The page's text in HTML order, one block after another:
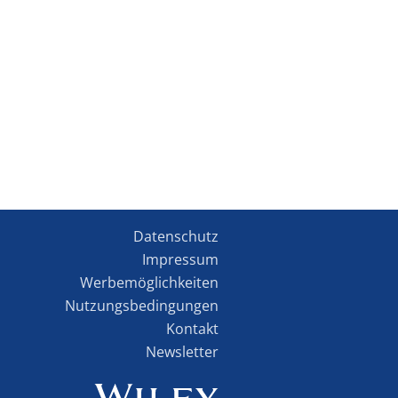
Datenschutz
Impressum
Werbemöglichkeiten
Nutzungsbedingungen
Kontakt
Newsletter